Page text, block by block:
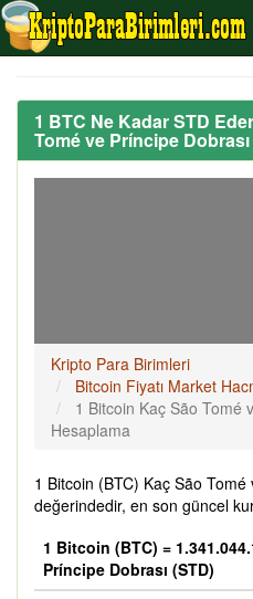
1 BTC Ne Kadar STD
Tomé ve Príncipe
Kripto Para Birimleri
Bitcoin Fiyatı Market
1 Bitcoin Kaç São Tomé
Hesaplama
1 Bitcoin (BTC) Kaç São
değerindedir, en son güncel
1 Bitcoin (BTC) =
Príncipe Dobrası (STD)